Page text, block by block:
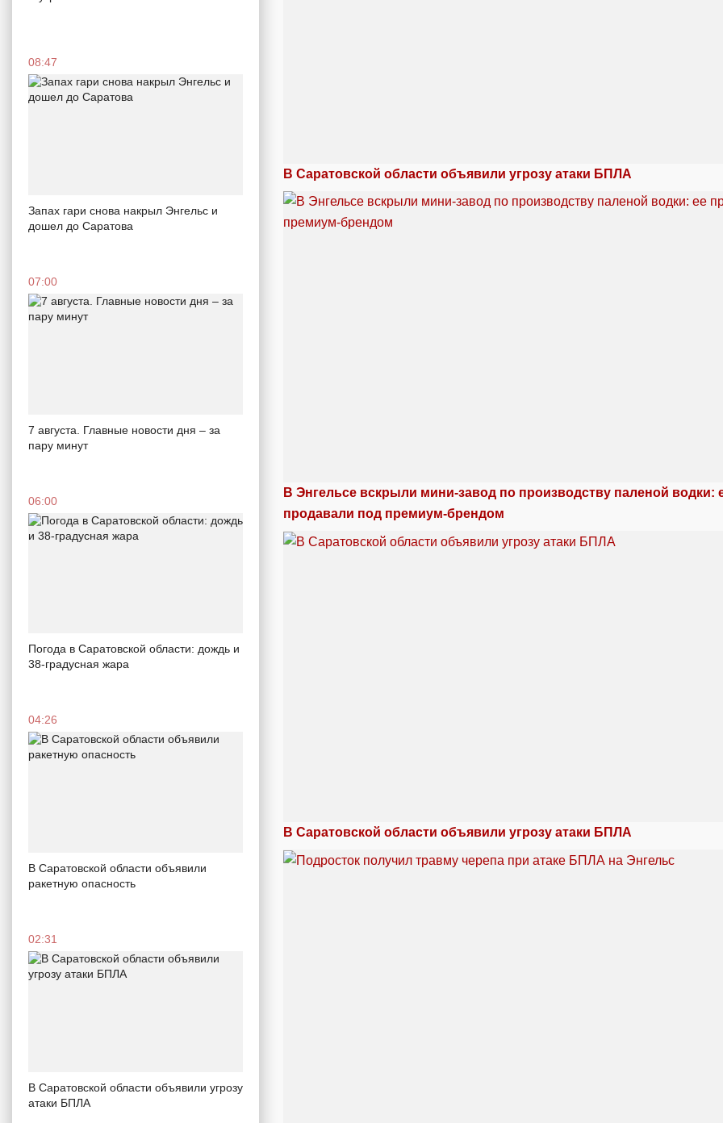
08:47
Запах гари снова накрыл Энгельс и
дошел до Саратова
07:00
7 августа. Главные новости дня – за
пару минут
06:00
Погода в Саратовской области: дождь и
38-градусная жара
04:26
В Саратовской области объявили
ракетную опасность
02:31
В Саратовской области объявили угрозу
атаки БПЛА
В Саратовской области объявили угрозу атаки БПЛА
В Энгельсе вскрыли мини-завод по производству паленой водки:
продавали под премиум-брендом
В Саратовской области объявили угрозу атаки БПЛА